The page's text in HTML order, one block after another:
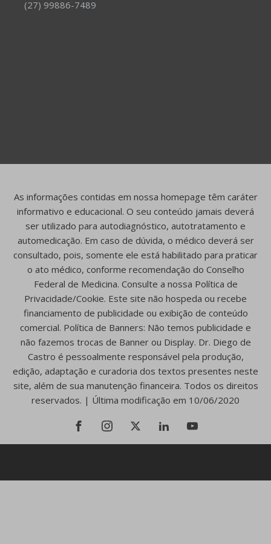
(27) 99886-7489
As informações contidas em nossa homepage têm caráter
informativo e educacional. O seu conteúdo jamais deverá
ser utilizado para autodiagnóstico, autotratamento e
automedicação. Em caso de dúvida, o médico deverá ser
consultado, pois, somente ele está habilitado para praticar
o ato médico, conforme recomendação do Conselho
Federal de Medicina. Consulte a nossa Política de
Privacidade/Cookie. Este site não hospeda ou recebe
financiamento de publicidade ou exibição de conteúdo
comercial. Política de Banners: Não temos publicidade e
não fazemos trocas de Banner ou Display. Dr. Diego de
Castro é pessoalmente responsável pela produção,
edição, adaptação e curadoria dos textos presentes neste
site, além de sua manutenção financeira. Todos os direitos
reservados. | Última modificação em 10/06/2020